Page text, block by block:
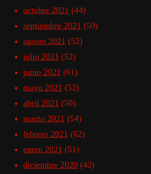
octubre 2021 (44)
septiembre 2021 (50)
agosto 2021 (52)
julio 2021 (52)
junio 2021 (61)
mayo 2021 (52)
abril 2021 (50)
marzo 2021 (54)
febrero 2021 (62)
enero 2021 (51)
diciembre 2020 (42)